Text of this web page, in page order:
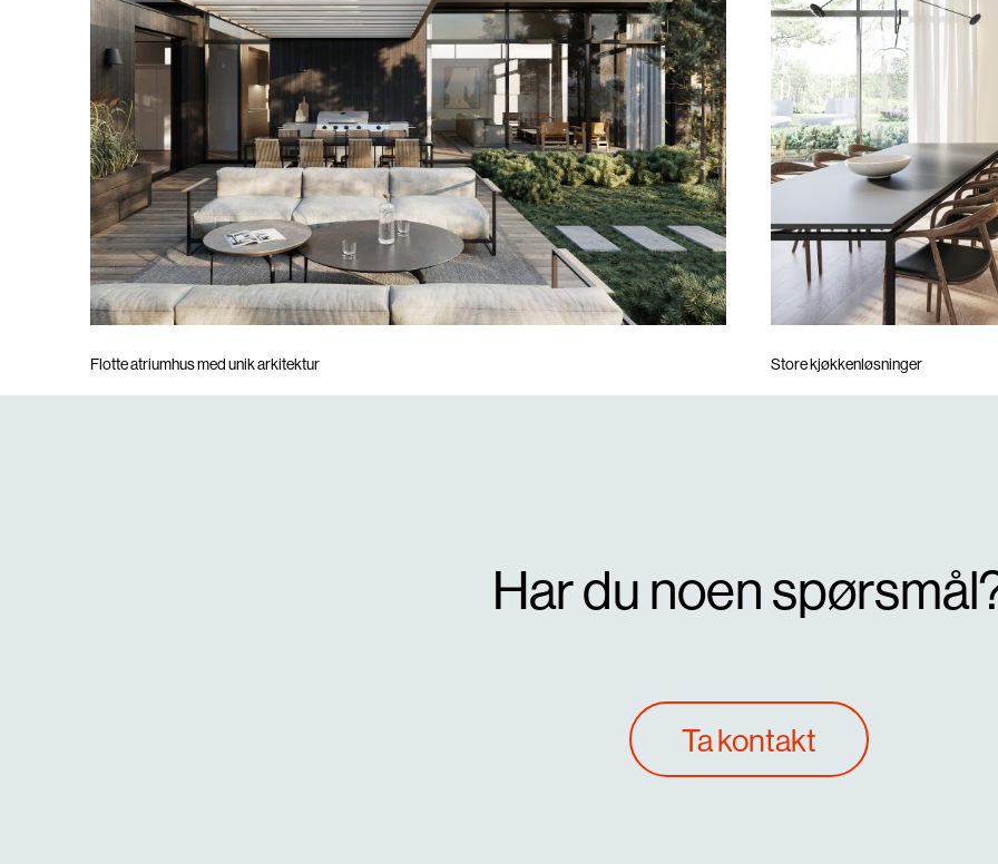
Hva leter du
Søk
Flotte atriumhus med unik arkitektur Store kjøkkenløsninger
Har du noen
Ta kontakt